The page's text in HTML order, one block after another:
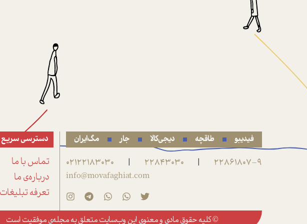
فیدیبو طاقچه دیجی‌کالا جار مگ‌ایران
22861807-9
|
22843030
|
02122183030
info@movafaghiat.com
دسترسی سریع
تماس با ما
درباره‌ی ما
تعرفه تبلیغات
© کلیه حقوق مادی و معنوی این وب‌سایت متعلق بهمجله‌ی موفقیتاست